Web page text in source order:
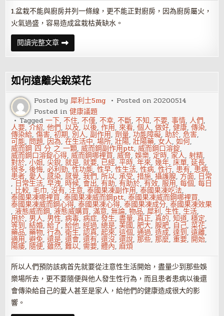
1.盆栽不能與廚房并列一條線，更不能正對廚房，因為廚房屬火，
火氣過盛，容易造成盆栽枯黃缺水。
閱讀完整文章在
家
居
養
植
盆
栽
的
風
水
講
究
如何遠離尖銳菜花
Posted by犀利士5mg Posted on20200514
Posted in健康議題
Tagged一下,不住,不僅,不幸,不斷,不知,不要,事情,人們,
人要,介紹,他們,以及,以後,作用,來看,個人,做好,健康,傳染,
傳染給,傷害,初期, 別人,副作用,劑量,功能障礙,助於,危害,
可能, 問題, 因為,在生活中,場所,壯陽,壯陽藥,女人,如何,
威而鋼 四 分 之 一顆,威而鋼副作用ptt,威而鋼口溶錠,
威而鋼口溶錠心得,威而鋼哪裡買,威脅,娛樂, 定時, 家人,射精,
對於,小姐,尖銳,就是,就要, 已經,平時,年來,幾年,床單,延長,
很多,後悔,必利勁,性功能,性早,性生活,性病,性行, 患有, 患病,
患者, 愛人,感染,感覺,我們,所以,承受,措施,攝護腺, 方面, 日常
, 日常生活,早洩, 時候, 會出,有助,有助於,有效,服用,每個,每日
, 比較, 毛巾,沒有, 注意,泰國果凍副作用,泰國果凍吃法,
泰國果凍哪裡買,泰國果凍威而鋼ptt,泰國果凍威而鋼哪裡買,
泰國果凍威而鋼心得,泰國果凍心得,泰國果凍成分,泰國果凍效果
,液態威而鋼,液態威購買,滿意,無論,物品,犀利,生性,生活,
用於, 男人, 男性,病毒,病症,發生,盡量,真正,真的,知道,穩定,
等到,結婚,給了,給他,經過,總是,美國,肥大,腺肥, 自己,菜花,
藥品,藥物,行為,衛生,認真,起來,這個,通過,造成,達到,遠離,
適用,避免,還是,還會,還有,還沒,還說,那些,那麼,重要, 開始,
陽痿, 隨便,雖然,難以, 需要,體內,麻煩
所以人們預防該病首先就要從注意性生活開始，盡量少到那些娛
樂場所去，更不要隨便與他人發生性行為，而且患者患病以後還
會傳染給自己的愛人甚至是家人，給他們的健康造成很大的影
響。